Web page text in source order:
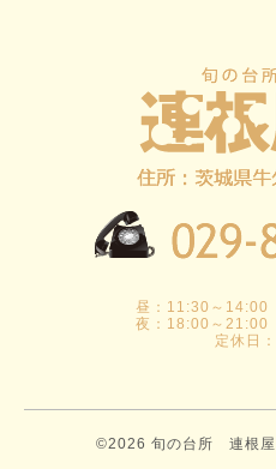
昼：11:30～
夜：18:00～
定休日
©2026 旬の台所 連根屋